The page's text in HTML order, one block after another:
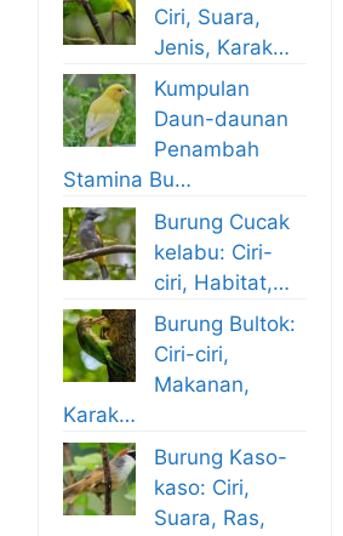
Ciri, Suara,
Jenis, Karak…
Kumpulan
Daun-daunan
Penambah
Stamina Bu…
Burung Cucak
kelabu: Ciri-
ciri, Habitat,…
Burung Bultok:
Ciri-ciri,
Makanan,
Karak…
Burung Kaso-
kaso: Ciri,
Suara, Ras,